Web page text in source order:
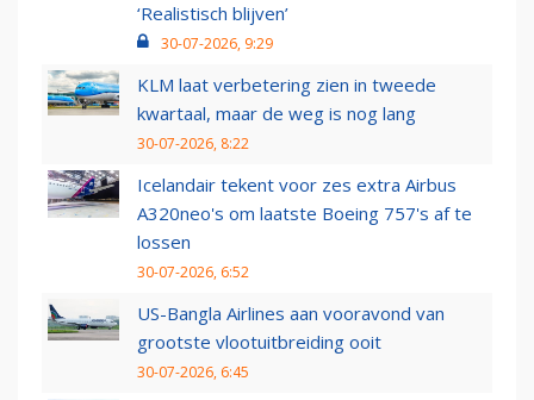
‘Realistisch blijven’
30-07-2026, 9:29
KLM laat verbetering zien in tweede
kwartaal, maar de weg is nog lang
30-07-2026, 8:22
Icelandair tekent voor zes extra Airbus
A320neo's om laatste Boeing 757's af te
lossen
30-07-2026, 6:52
US-Bangla Airlines aan vooravond van
grootste vlootuitbreiding ooit
30-07-2026, 6:45